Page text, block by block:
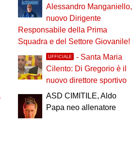
Alessandro Manganiello,
nuovo Dirigente
Responsabile della Prima
Squadra e del Settore Giovanile!
UFFICIALE
- Santa Maria
Cilento: Di Gregorio è il
nuovo direttore sportivo
ASD CIMITILE, Aldo
Papa neo allenatore